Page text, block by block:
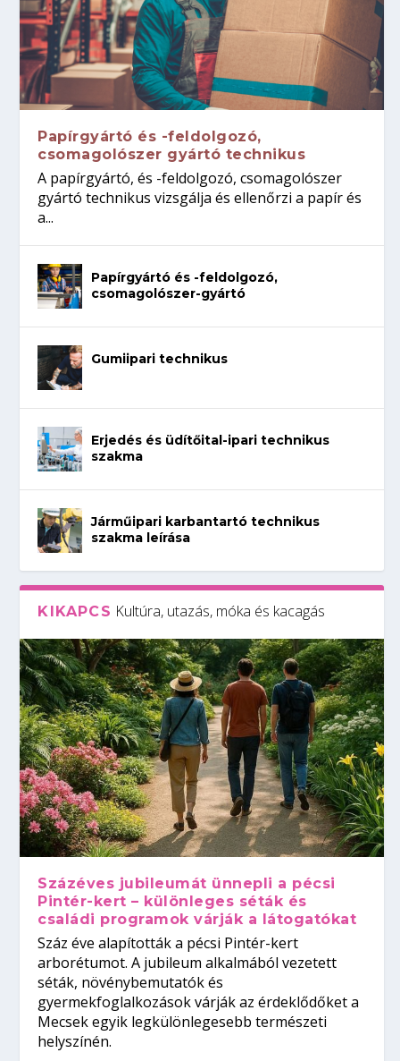
Papírgyártó és -feldolgozó,
csomagolószer gyártó technikus
A papírgyártó, és -feldolgozó, csomagolószer
gyártó technikus vizsgálja és ellenőrzi a papír és
a...
Papírgyártó és -feldolgozó,
csomagolószer-gyártó
Gumiipari technikus
Erjedés és üdítőital-ipari technikus
szakma
Járműipari karbantartó technikus
szakma leírása
KIKAPCS Kultúra, utazás, móka és kacagás
Százéves jubileumát ünnepli a pécsi
Pintér-kert – különleges séták és
családi programok várják a látogatókat
Száz éve alapították a pécsi Pintér-kert
arborétumot. A jubileum alkalmából vezetett
séták, növénybemutatók és
gyermekfoglalkozások várják az érdeklődőket a
Mecsek egyik legkülönlegesebb természeti
helyszínén.